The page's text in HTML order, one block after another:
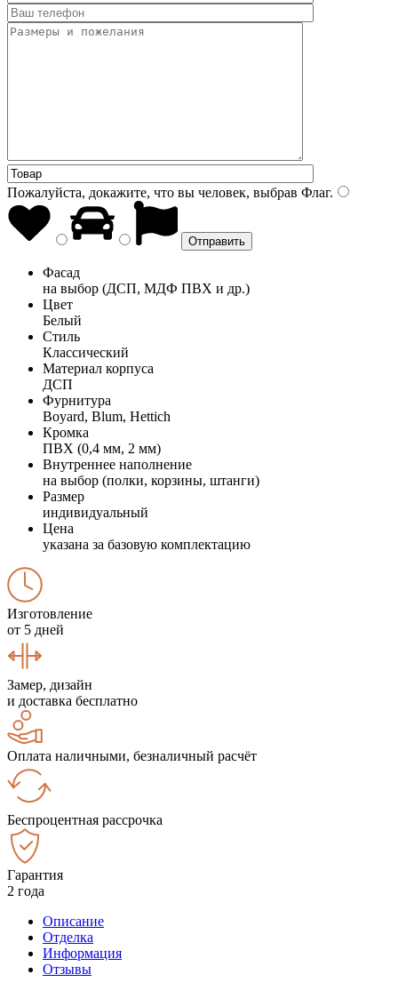
Пожалуйста, докажите, что вы человек, выбрав Флаг.
Фасад
на выбор (ДСП, МДФ ПВХ и др.)
Цвет
Белый
Стиль
Классический
Материал корпуса
ДСП
Фурнитура
Boyard, Blum, Hettich
Кромка
ПВХ (0,4 мм, 2 мм)
Внутреннее наполнение
на выбор (полки, корзины, штанги)
Размер
индивидуальный
Цена
указана за базовую комплектацию
Изготовление
от 5 дней
Замер, дизайн
и доставка бесплатно
Оплата наличными, безналичный расчёт
Беспроцентная рассрочка
Гарантия
2 года
Описание
Отделка
Информация
Отзывы